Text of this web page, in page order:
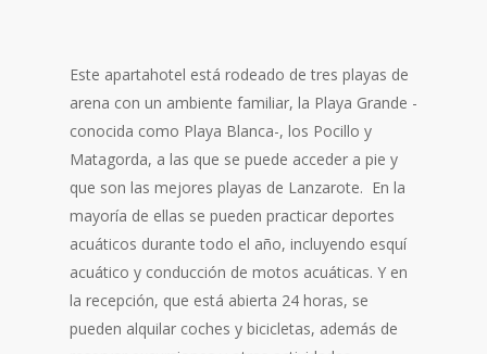
Este apartahotel está rodeado de tres playas de
arena con un ambiente familiar, la Playa Grande -
conocida como Playa Blanca-, los Pocillo y
Matagorda, a las que se puede acceder a pie y
que son las mejores playas de Lanzarote. En la
mayoría de ellas se pueden practicar deportes
acuáticos durante todo el año, incluyendo esquí
acuático y conducción de motos acuáticas. Y en
la recepción, que está abierta 24 horas, se
pueden alquilar coches y bicicletas, además de